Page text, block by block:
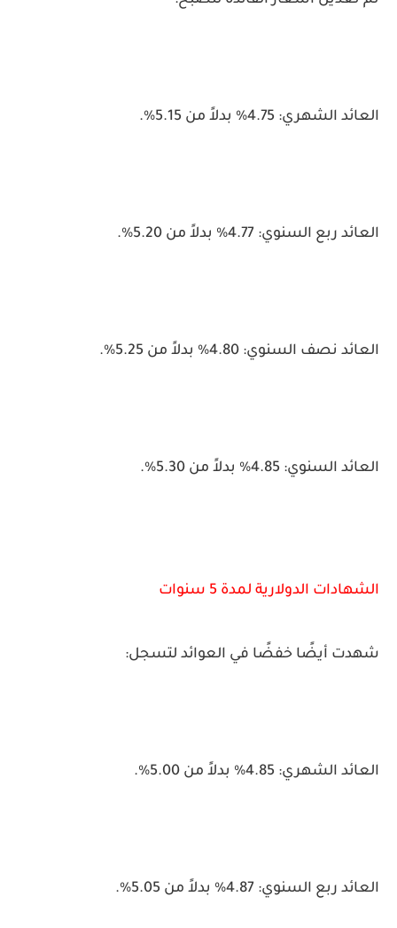
العائد الشهري: 4.75% بدلاً من 5.15%.
العائد ربع السنوي: 4.77% بدلاً من 5.20%.
العائد نصف السنوي: 4.80% بدلاً من 5.25%.
العائد السنوي: 4.85% بدلاً من 5.30%.
الشهادات الدولارية لمدة 5 سنوات
شهدت أيضًا خفضًا في العوائد لتسجل:
العائد الشهري: 4.85% بدلاً من 5.00%.
العائد ربع السنوي: 4.87% بدلاً من 5.05%.